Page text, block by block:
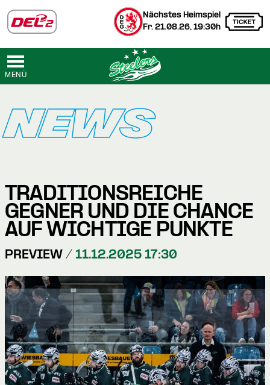
Nächstes Heimspiel
Fr. 21.08.26, 19:30h
MENÜ
NEWS
TRADITIONSREICHE
GEGNER UND DIE CHANCE
AUF WICHTIGE PUNKTE
PREVIEW / 11.12.2025 17:30